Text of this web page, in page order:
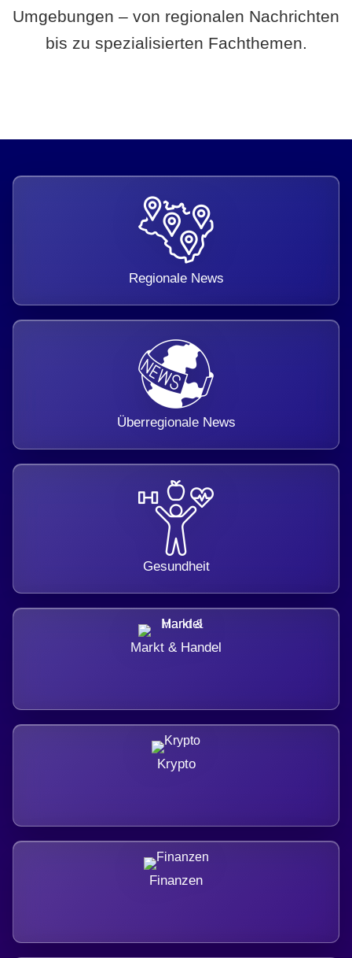
Umgebungen – von regionalen Nachrichten
bis zu spezialisierten Fachthemen.
Regionale News
Überregionale News
Gesundheit
Markt & Handel
Krypto
Finanzen